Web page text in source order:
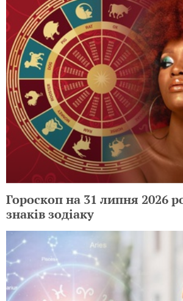
Гороскоп на 31 липня 2026
знаків зодіаку